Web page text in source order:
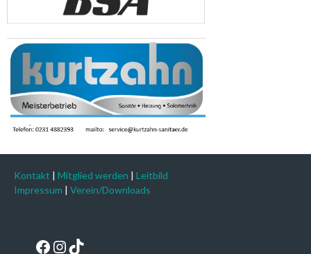
Kontakt | Mitglied werden | Leitbild
Impressum | Verein/Downloads
Facebook
Instagram
TikTok